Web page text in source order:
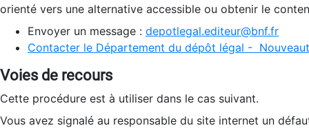
orienté vers une alternative accessible ou obtenir le
Envoyer un message : depotlegal.editeur@bnf.fr
Contacter le Département du dépôt légal -
Voies de recours
Cette procédure est à utiliser dans le cas suivant.
Vous avez signalé au responsable du site internet un